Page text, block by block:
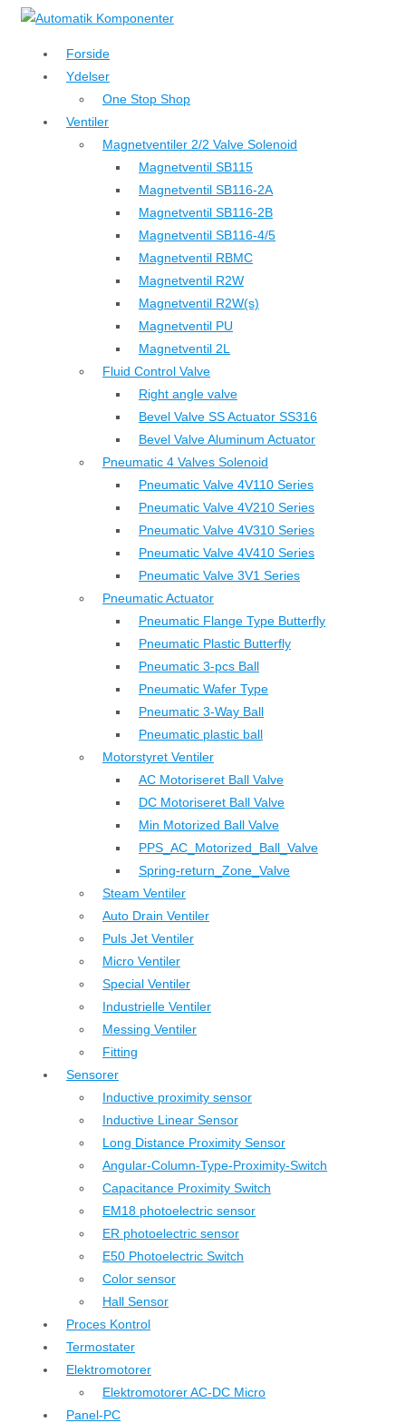
↓
hovedindhold
Forside
Ydelser
One Stop Shop
Ventiler
Magnetventiler 2/2 Valve Solenoid
Magnetventil SB115
Magnetventil SB116-2A
Magnetventil SB116-2B
Magnetventil SB116-4/5
Magnetventil RBMC
Magnetventil R2W
Magnetventil R2W(s)
Magnetventil PU
Magnetventil 2L
Fluid Control Valve
Right angle valve
Bevel Valve SS Actuator SS316
Bevel Valve Aluminum Actuator
Pneumatic 4 Valves Solenoid
Pneumatic Valve 4V110 Series
Pneumatic Valve 4V210 Series
Pneumatic Valve 4V310 Series
Pneumatic Valve 4V410 Series
Pneumatic Valve 3V1 Series
Pneumatic Actuator
Pneumatic Flange Type Butterfly
Pneumatic Plastic Butterfly
Pneumatic 3-pcs Ball
Pneumatic Wafer Type
Pneumatic 3-Way Ball
Pneumatic plastic ball
Motorstyret Ventiler
AC Motoriseret Ball Valve
DC Motoriseret Ball Valve
Min Motorized Ball Valve
PPS_AC_Motorized_Ball_Valve
Spring-return_Zone_Valve
Steam Ventiler
Auto Drain Ventiler
Puls Jet Ventiler
Micro Ventiler
Special Ventiler
Industrielle Ventiler
Messing Ventiler
Fitting
Sensorer
Inductive proximity sensor
Inductive Linear Sensor
Long Distance Proximity Sensor
Angular-Column-Type-Proximity-Switch
Capacitance Proximity Switch
EM18 photoelectric sensor
ER photoelectric sensor
E50 Photoelectric Switch
Color sensor
Hall Sensor
Proces Kontrol
Termostater
Elektromotorer
Elektromotorer AC-DC Micro
Panel-PC